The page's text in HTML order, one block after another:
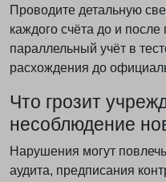
Проводите детальную
каждого счёта до и
параллельный учёт в
расхождения до
Что грозит
несоблюдение
Нарушения могут
аудита, предписания